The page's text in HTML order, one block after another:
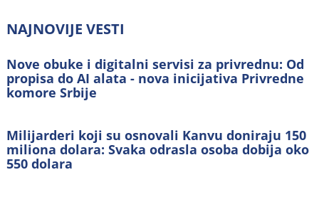
NAJNOVIJE VESTI
Nove obuke i digitalni servisi za privrednu: Od
propisa do AI alata - nova inicijativa Privredne
komore Srbije
Milijarderi koji su osnovali Kanvu doniraju 150
miliona dolara: Svaka odrasla osoba dobija oko
550 dolara